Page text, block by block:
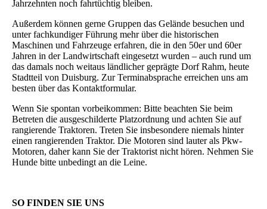
Jahrzehnten noch fahrtüchtig bleiben.
Außerdem können gerne Gruppen das Gelände besuchen und
unter fachkundiger Führung mehr über die historischen
Maschinen und Fahrzeuge erfahren, die in den 50er und 60er
Jahren in der Landwirtschaft eingesetzt wurden – auch rund um
das damals noch weitaus ländlicher geprägte Dorf Rahm, heute
Stadtteil von Duisburg. Zur Terminabsprache erreichen uns am
besten über das Kontaktformular.
Wenn Sie spontan vorbeikommen: Bitte beachten Sie beim
Betreten die ausgeschilderte Platzordnung und achten Sie auf
rangierende Traktoren. Treten Sie insbesondere niemals hinter
einen rangierenden Traktor. Die Motoren sind lauter als Pkw-
Motoren, daher kann Sie der Traktorist nicht hören. Nehmen Sie
Hunde bitte unbedingt an die Leine.
SO FINDEN SIE UNS